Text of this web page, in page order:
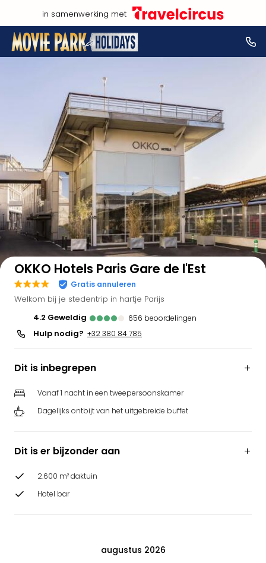
in samenwerking met
Bekijk op kaart
OKKO Hotels Paris Gare de l'Est
Gratis annuleren
Welkom bij je stedentrip in hartje Parijs
4.2
geweldig 656 beoordelingen
Hulp nodig? +32 380 84 785
Dit is inbegrepen
Vanaf 1 nacht in een tweepersoonskamer
Dagelijks ontbijt van het uitgebreide buffet
Dit is er bijzonder aan
2.600 m² daktuin
Hotel bar
augustus 2026